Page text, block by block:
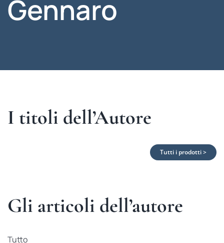
Gennaro
I titoli dell’Autore
Tutti i prodotti >
Gli articoli dell’autore
Tutto